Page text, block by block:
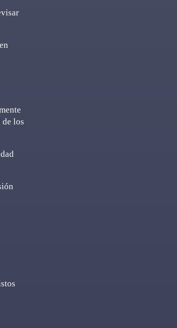
los